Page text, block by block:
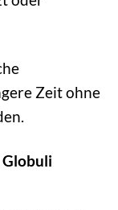
Zeit ohne
Globuli